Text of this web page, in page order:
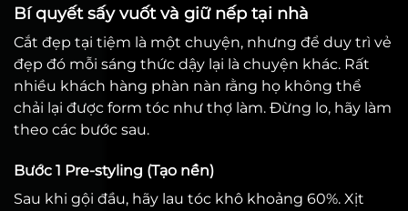
Bí quyết sấy vuốt và giữ nếp tại nhà
Cắt đẹp tại tiệm là một chuyện, nhưng để duy trì vẻ
đẹp đó mỗi sáng thức dậy lại là chuyện khác. Rất
nhiều khách hàng phàn nàn rằng họ không thể
chải lại được form tóc như thợ làm. Đừng lo, hãy làm
theo các bước sau.
Bước 1 Pre-styling (Tạo nền)
Sau khi gội đầu, hãy lau tóc khô khoảng 60%. Xịt